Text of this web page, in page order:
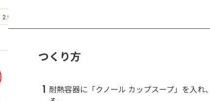
2.9
つくり方
1 耐熱容器に「クノール カップスープ」を入